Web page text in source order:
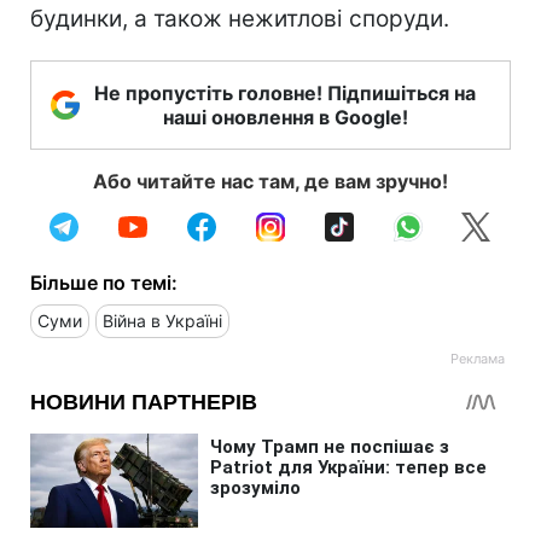
будинки, а також нежитлові споруди.
Не пропустіть головне! Підпишіться на
наші оновлення в Google!
Або читайте нас там, де вам зручно!
Більше по темі:
Суми Війна в Україні